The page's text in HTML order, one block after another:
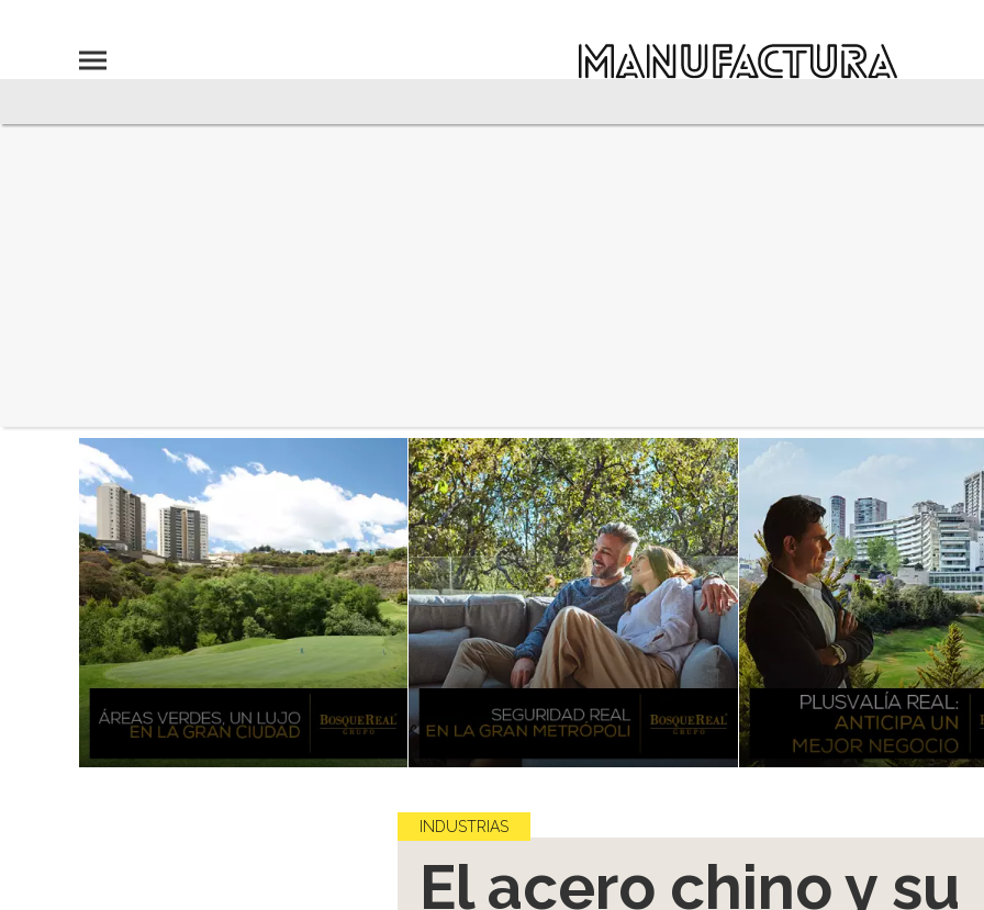
INDUSTRIAS
El acero chino y su